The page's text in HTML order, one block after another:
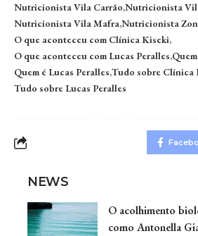
Nutricionista Vila Carrão Nutricionista
Nutricionista Vila MafraNutricionista
O que aconteceu com Clínica Kiseki
O que aconteceu com Lucas Peralles
Quem é Lucas Peralles Tudo sobre Clínica
Tudo sobre Lucas Peralles
NEWS
O acolhimento
como Antonella